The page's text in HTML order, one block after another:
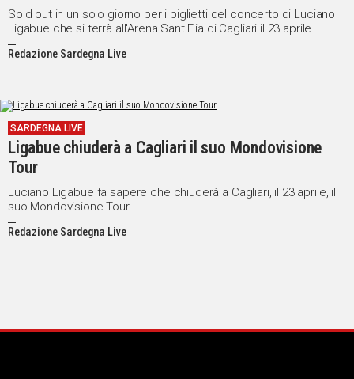
Sold out in un solo giorno per i biglietti del concerto di Luciano
Ligabue che si terrà all'Arena Sant'Elia di Cagliari il 23 aprile.
Redazione Sardegna Live
SARDEGNA LIVE
Ligabue chiuderà a Cagliari il suo Mondovisione
Tour
Luciano Ligabue fa sapere che chiuderà a Cagliari, il 23 aprile, il
suo Mondovisione Tour.
Redazione Sardegna Live